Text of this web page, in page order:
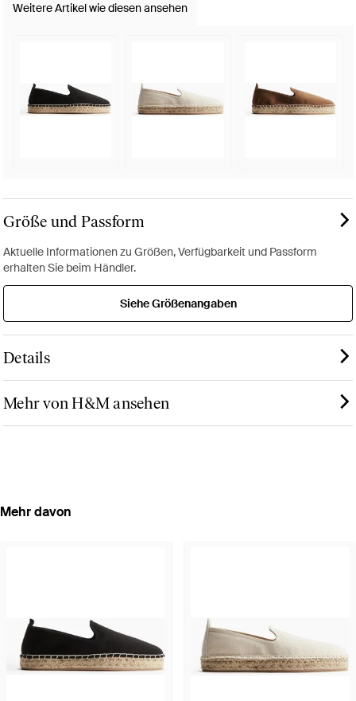
Weitere Artikel wie diesen ansehen
Größe und Passform
Aktuelle Informationen zu Größen, Verfügbarkeit und Passform
erhalten Sie beim Händler.
Siehe Größenangaben
Details
Mehr von H&M ansehen
Mehr davon